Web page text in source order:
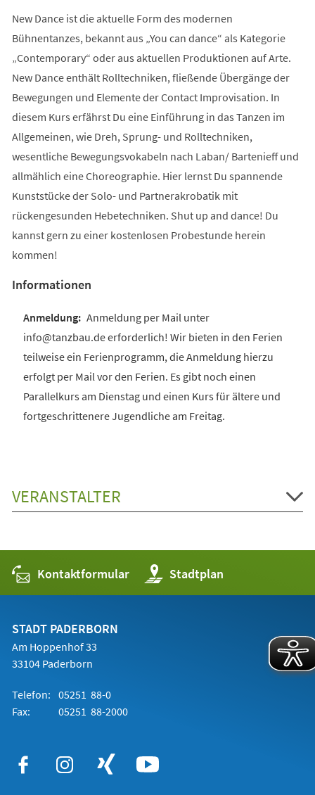
New Dance ist die aktuelle Form des modernen
Bühnentanzes, bekannt aus „You can dance“ als Kategorie
„Contemporary“ oder aus aktuellen Produktionen auf Arte.
New Dance enthält Rolltechniken, fließende Übergänge der
Bewegungen und Elemente der Contact Improvisation. In
diesem Kurs erfährst Du eine Einführung in das Tanzen im
Allgemeinen, wie Dreh, Sprung- und Rolltechniken,
wesentliche Bewegungsvokabeln nach Laban/ Bartenieff und
allmählich eine Choreographie. Hier lernst Du spannende
Kunststücke der Solo- und Partnerakrobatik mit
rückengesunden Hebetechniken. Shut up and dance! Du
kannst gern zu einer kostenlosen Probestunde herein
kommen!
Informationen
Anmeldung per Mail unter
info@tanzbau.de erforderlich! Wir bieten in den Ferien
teilweise ein Ferienprogramm, die Anmeldung hierzu
erfolgt per Mail vor den Ferien. Es gibt noch einen
Parallelkurs am Dienstag und einen Kurs für ältere und
fortgeschrittenere Jugendliche am Freitag.
VERANSTALTER
Kontaktformular Stadtplan
(Öffnet
in
einem
STADT PADERBORN
Am Hoppenhof 33
33104 Paderborn
Telefon: 05251 88-0
Fax:
05251 88-2000